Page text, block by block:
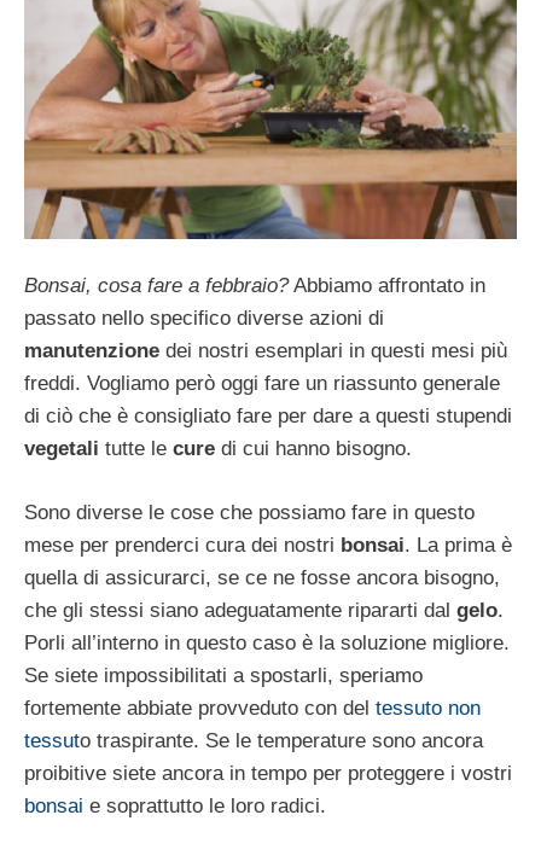
Bonsai, cosa fare a febbraio?Abbiamo affrontato in
passato nello specifico diverse azioni di
manutenzione dei nostri esemplari in questi mesi più
freddi. Vogliamo però oggi fare un riassunto generale
di ciò che è consigliato fare per dare a questi stupendi
vegetali tutte le cure di cui hanno bisogno.
Sono diverse le cose che possiamo fare in questo
mese per prenderci cura dei nostri bonsai. La prima è
quella di assicurarci, se ce ne fosse ancora bisogno,
che gli stessi siano adeguatamente ripararti dal gelo.
Porli all’interno in questo caso è la soluzione migliore.
Se siete impossibilitati a spostarli, speriamo
fortemente abbiate provveduto con del tessuto non
tessuto traspirante. Se le temperature sono ancora
proibitive siete ancora in tempo per proteggere i vostri
bonsai e soprattutto le loro radici.